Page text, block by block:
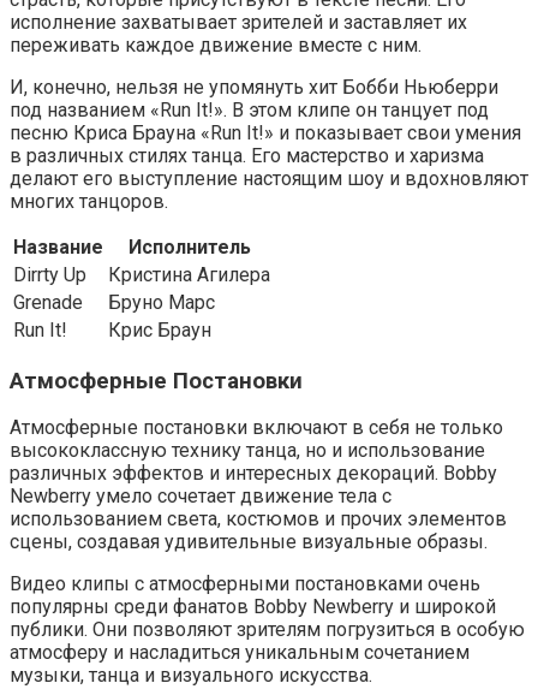
исполнение захватывает зрителей и заставляет их
переживать каждое движение вместе с ним.
И, конечно, нельзя не упомянуть хит Бобби Ньюберри
под названием «Run It!». В этом клипе он танцует под
песню Криса Брауна «Run It!» и показывает свои умения
в различных стилях танца. Его мастерство и харизма
делают его выступление настоящим шоу и вдохновляют
многих танцоров.
Название
Исполнитель
Dirrty Up
Кристина Агилера
Grenade
Бруно Марс
Run It!
Крис Браун
Атмосферные Постановки
Атмосферные постановки включают в себя не только
высококлассную технику танца, но и использование
различных эффектов и интересных декораций. Bobby
Newberry умело сочетает движение тела с
использованием света, костюмов и прочих элементов
сцены, создавая удивительные визуальные образы.
Видео клипы с атмосферными постановками очень
популярны среди фанатов Bobby Newberry и широкой
публики. Они позволяют зрителям погрузиться в особую
атмосферу и насладиться уникальным сочетанием
музыки, танца и визуального искусства.